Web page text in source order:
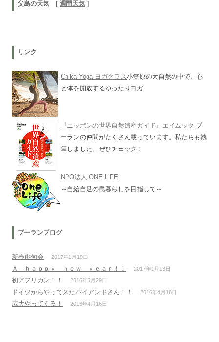
父島の天気 [ 週間天気 ]
リンク
Chika Yoga ヨガクラス小笠原の大自然の中で、心
と体を開放するゆったりヨガ
『ニッポンの世界自然遺産ガイド』エイムック プ
ーランの仲間がたくさん載っています。私たちも執
筆しました。ぜひチェック！
NPO法人 ONE LIFE
～自給自足の島暮らしを目指して～
プーランブログ
新春俳句会 2017年1月19日
Ａ ｈａｐｐｙ ｎｅｗ ｙｅａｒ！！ 2017年1月13日
初アフリカン！！ 2016年6月29日
ドイツからやって来たバイアンドさん！！ 2016年4月16日
広大やってくる！ 2016年4月16日